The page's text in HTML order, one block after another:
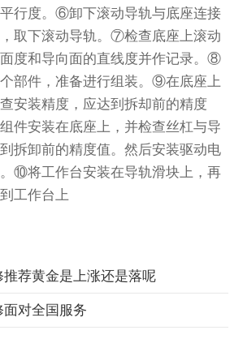
行度。⑥卸下滚动导轨与底座连接
取下滚动导轨。⑦检查底座上滚动
度和导向面的直线度并作记录。⑧
部件，准备进行组装。⑨在底座上
安装精度，应达到拆却前的精度
件安装在底座上，并检查丝杠与导
拆卸前的精度值。然后安装驱动电
⑩将工作台安装在导轨滑块上，再
工作台上
推荐黄金是上涨还是落呢
面对全国服务